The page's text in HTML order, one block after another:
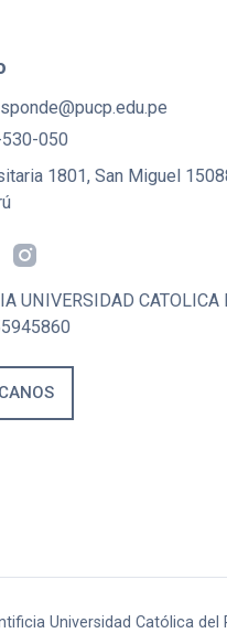
050
1801, San Miguel
UNIVERSIDAD CATOLICA
Universidad Católica del